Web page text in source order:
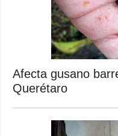
Afecta gusano
Querétaro